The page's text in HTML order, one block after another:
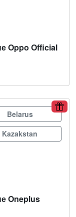
Oppo Official
Belarus
Kazakstan
Oneplus